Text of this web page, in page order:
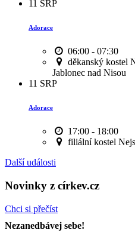
11 SRP
Adorace
06:00 - 07:30
děkanský kostel
Jablonec nad Nisou
11 SRP
Adorace
17:00 - 18:00
filiální kostel
Další události
Novinky z církev.cz
Chci si přečíst
Nezanedbávej sebe!